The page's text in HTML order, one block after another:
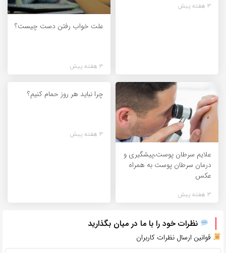
3 هفته پیش
علت خواب رفتن دست چیست؟
3 هفته پیش
علایم سرطان پوست،پیشگیری و
درمان سرطان پوست به همراه
عکس
3 هفته پیش
چرا نباید هر روز حمام کنیم؟
3 هفته پیش
نظرات خود را با ما در میان بگذارید
قوانین ارسال نظرات کاربران